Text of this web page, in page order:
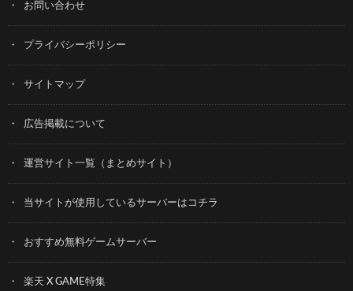
お問い合わせ
プライバシーポリシー
サイトマップ
広告掲載について
運営サイト一覧（まとめサイト）
当サイトが使用しているサーバーはコチラ
おすすめ無料ゲームサーバー
楽天 X GAME特集